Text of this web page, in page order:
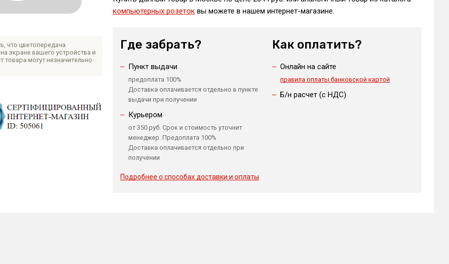
что цветопередача
экране вашего устройства и
товара могут незначительно
компьютерных розеток вы можете в нашем интернет-магазине.
Где забрать?
Пункт выдачи
предоплата 100%
Доставка оплачивается отдельно в пункте
выдачи при получении
Курьером
от 350 руб. Срок и стоимость уточнит
менеджер. Предоплата 100%
Доставка оплачивается отдельно при
получении
Подробнее о способах доставки и оплаты
Как оплатить?
Онлайн на сайте
правила оплаты банковской картой
Б/н расчет (c НДС)